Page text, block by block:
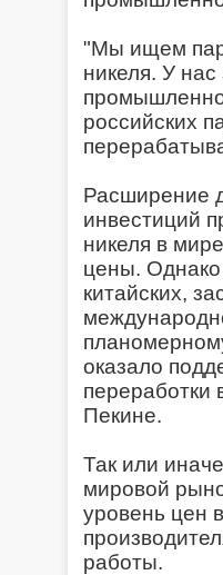
"Мы ищем
никеля. У
российских
Расширение
инвестиций
никеля в
цены. Однако
китайских,
оказало
переработки
Пекине.
Так или
мировой
уровень цен
работы.